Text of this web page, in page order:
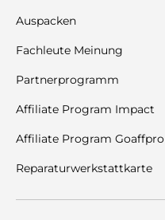
Auspacken
Fachleute Meinung
Partnerprogramm
Affiliate Program Impact
Affiliate Program Goaffpro
Reparaturwerkstattkarte